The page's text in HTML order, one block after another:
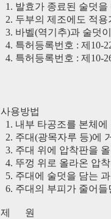
1. 발효가 종료된 술덧
2. 두부의 제조에도 적용
3. 바벨(역기추)과 술덧
4. 특허등록번호 : 제10-
4. 특허등록번호 : 제10-
사용방법
1. 내부 타공조를 본체에
2. 주대(광목자루 등)에
3. 주대 위에 압착판을
4. 뚜껑 위로 올라온 압
5. 주대에 술덧을 담는
6. 주대의 부피가 줄어
제 원